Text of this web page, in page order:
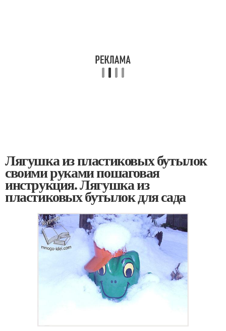
Лягушка из пластиковых бутылок
своими руками пошаговая
инструкция. Лягушка из
пластиковых бутылок для сада